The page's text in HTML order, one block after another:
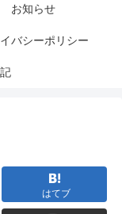
お知らせ
バシーポリシー
はてブ